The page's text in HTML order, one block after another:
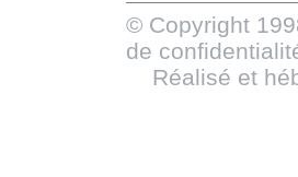
© Copyright
de
Réalisé et